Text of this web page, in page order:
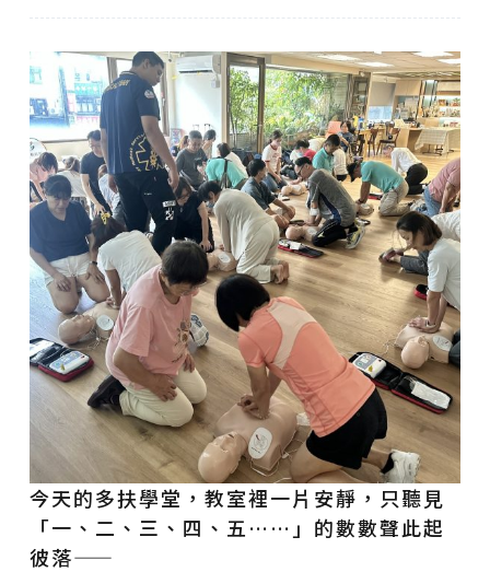
今天的多扶學堂，教室裡一片安靜，只聽見
「一、二、三、四、五……」的數數聲此起
彼落——